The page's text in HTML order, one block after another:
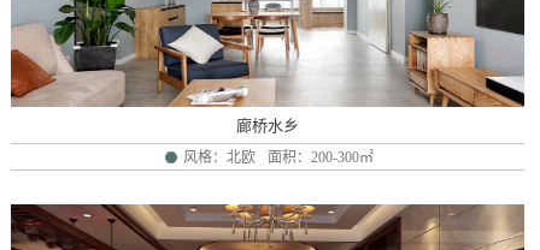
廊桥水乡
风格：北欧 面积：200-300㎡